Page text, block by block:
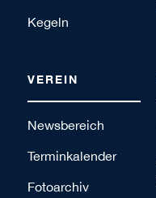
Kegeln
VEREIN
Newsbereich
Terminkalender
Fotoarchiv